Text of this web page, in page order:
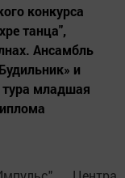
конкурса
танца",
Ансамбль
и
тура младшая